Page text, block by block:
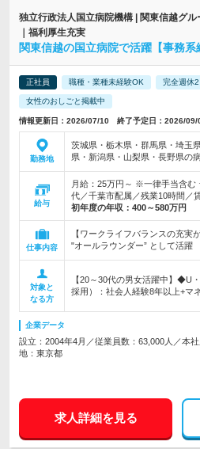
独立行政法人国立病院機構 | 関東信越グ
｜福利厚生充実
関東信越の国立病院で活躍【事務系
正社員 職種・業種未経験OK 完全週休2
女性のおしごと掲載中
情報更新日：2026/07/10 終了予定日：2026/09/
勤務地
茨城県・栃木県・群馬県・埼玉
県・新潟県・山梨県・長野県の
給与
月給：25万円～ ※一律手当含
代／千葉市配属／残業10時間／
初年度の年収： 400～580万円
仕事内容
【ワークライフバランスの充
"オールラウンダー” として活躍
対象と
なる方
【20～30代の男女活躍中】◆U
採用）：社会人経験8年以上+マ
企業データ
設立：2004年4月／従業員数：63,000人／本
地：東京都
求人詳細を見る